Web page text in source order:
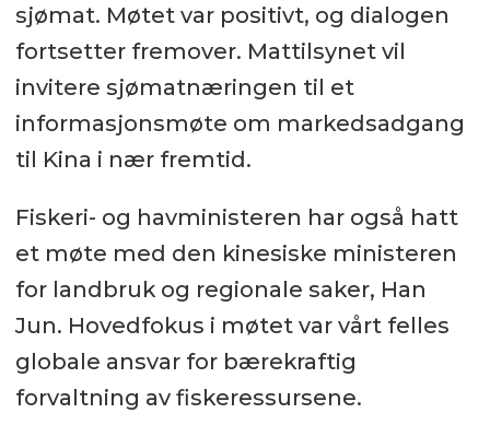
sjømat. Møtet var positivt, og dialogen
fortsetter fremover. Mattilsynet vil
invitere sjømatnæringen til et
informasjonsmøte om markedsadgang
til Kina i nær fremtid.
Fiskeri- og havministeren har også hatt
et møte med den kinesiske ministeren
for landbruk og regionale saker, Han
Jun. Hovedfokus i møtet var vårt felles
globale ansvar for bærekraftig
forvaltning av fiskeressursene.